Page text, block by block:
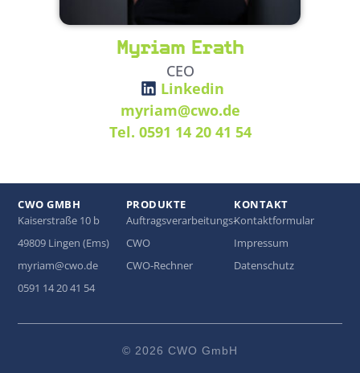
Myriam Erath
CEO
Linkedin
myriam@cwo.de
Tel. 0591 14 20 41 54
CWO GMBH
Kaiserstraße 10 b
49809 Lingen (Ems)
myriam@cwo.de
0591 14 20 41 54
PRODUKTE
Auftragsverarbeitungs-
CWO
CWO-Rechner
KONTAKT
Kontaktformular
Impressum
Datenschutz
© 2026 CWO GmbH